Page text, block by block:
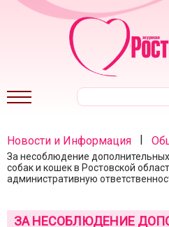
Новости и Информация |
За несоблюдение
собак и кошек в Ростовской
административную
ЗА НЕСОБЛЮДЕНИЕ